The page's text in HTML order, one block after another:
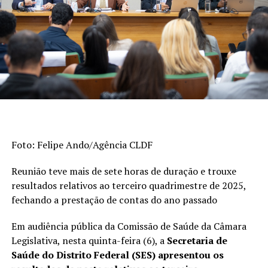
Educação Básica (Saeb) e as taxas de aprovação apuradas
pelo Censo Escolar. Os indicadores são divulgados a cada
dois anos. A escala do Ideb varia de 0 a 10.
>> Veja abaixo os indicadores do
ensino fundamental
para 6,3, superando a meta (6). Em 2005, era
Esta foi a etapa da educação básica que
registrou o avanço mais expressivo na série
histórica de 20 anos.
Quando considerados os anos finais do ensino
fundamental (6º ao 9º ano), o desempenho
subiu de 5 para 5,3, mas ficou abaixo da meta
Foto: Felipe Ando/Agência CLDF
Reunião teve mais de sete horas de duração e trouxe
resultados relativos ao terceiro quadrimestre de 2025,
fechando a prestação de contas do ano passado
Em audiência pública da Comissão de Saúde da Câmara
Legislativa, nesta quinta-feira (6), a Secretaria de
Saúde do Distrito Federal (SES) apresentou os